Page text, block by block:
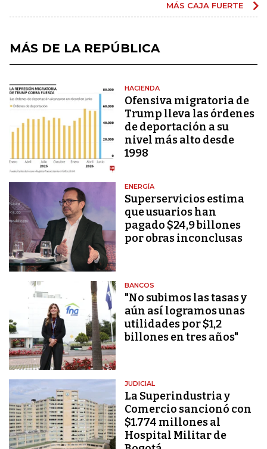
MÁS CAJA FUERTE
MÁS DE LA REPÚBLICA
HACIENDA
Ofensiva migratoria de
Trump lleva las órdenes
de deportación a su
nivel más alto desde
1998
ENERGÍA
Superservicios estima
que usuarios han
pagado $24,9 billones
por obras inconclusas
BANCOS
"No subimos las tasas y
aún así logramos unas
utilidades por $1,2
billones en tres años"
JUDICIAL
La Superindustria y
Comercio sancionó con
$1.774 millones al
Hospital Militar de